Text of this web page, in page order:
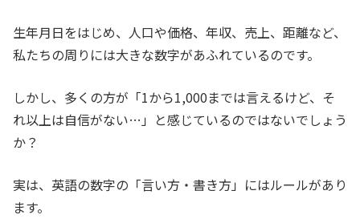
生年月日をはじめ、人口や価格、年収、売上、距離など、
私たちの周りには大きな数字があふれているのです。
しかし、多くの方が「1から1,000までは言えるけど、そ
れ以上は自信がない…」と感じているのではないでしょう
か？
実は、英語の数字の「言い方・書き方」にはルールがあり
ます。